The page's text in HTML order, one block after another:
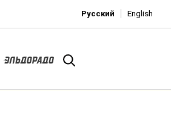
Русский English